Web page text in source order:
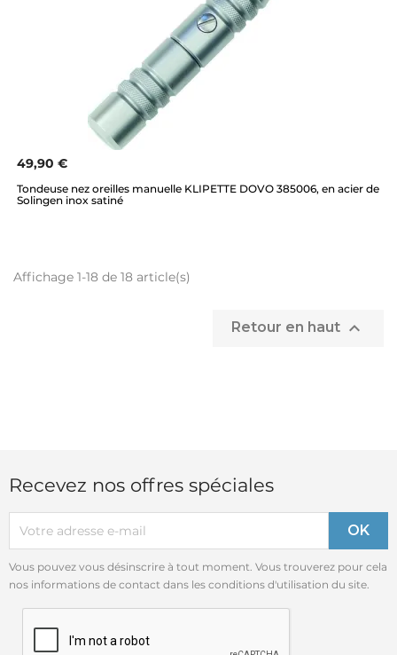
49,90 €
Tondeuse nez oreilles manuelle KLIPETTE DOVO 385006, en acier de
Solingen inox satiné
Affichage 1-18 de 18 article(s)
Retour en haut 
Recevez nos offres spéciales
Vous pouvez vous désinscrire à tout moment. Vous trouverez pour cela
nos informations de contact dans les conditions d'utilisation du site.